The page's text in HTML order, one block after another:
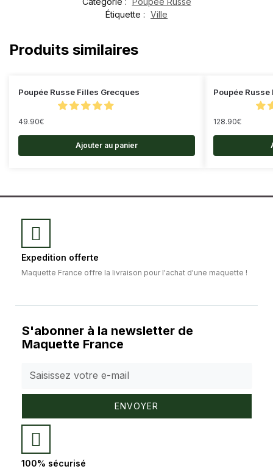
Étiquette : Ville
Produits similaires
Poupée Russe Filles Grecques
49.90€
Ajouter au panier
Poupée
128.90€
Expedition offerte
Maquette France offre la livraison pour l'achat d'une maquette !
S'abonner à la newsletter de
Maquette France
ENVOYER
100% sécurisé